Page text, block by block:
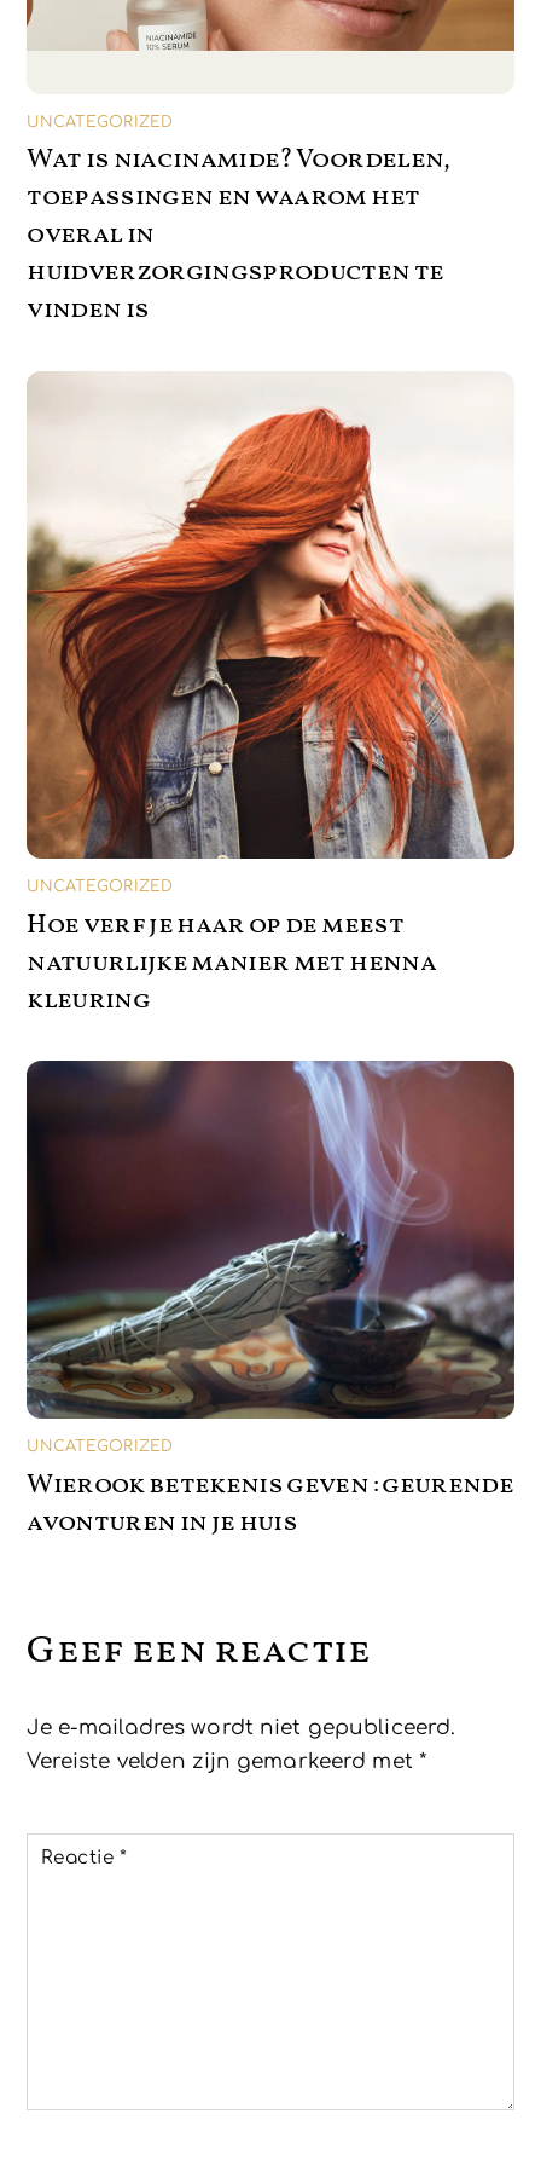
UNCATEGORIZED
Wat is niacinamide? Voordelen,
toepassingen en waarom het
overal in
huidverzorgingsproducten te
vinden is
UNCATEGORIZED
Hoe verf je haar op de meest
natuurlijke manier met henna
kleuring
UNCATEGORIZED
Wierook betekenis geven : geurende
avonturen in je huis
Geef een reactie
Je e-mailadres wordt niet gepubliceerd.
Vereiste velden zijn gemarkeerd met *
Reactie*